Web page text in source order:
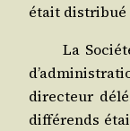
était dis­tri­bué
La
direc­teur
dif­fé­rends